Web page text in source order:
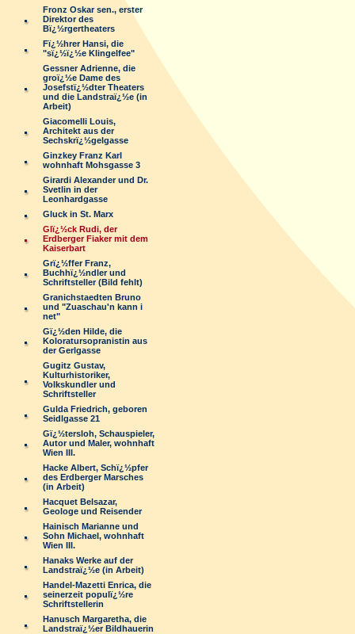
Fronz Oskar sen., erster
Direktor des
Bï¿½rgertheaters
Fï¿½hrer Hansi, die
"sï¿½ï¿½e Klingelfee"
Gessner Adrienne, die
groï¿½e Dame des
Josefstï¿½dter Theaters
und die Landstraï¿½e (in
Arbeit)
Giacomelli Louis,
Architekt aus der
Sechskrï¿½gelgasse
Ginzkey Franz Karl
wohnhaft Mohsgasse 3
Girardi Alexander und Dr.
Svetlin in der
Leonhardgasse
Gluck in St. Marx
Glï¿½ck Rudi, der
Erdberger Fiaker mit dem
Kaiserbart
Grï¿½ffer Franz,
Buchhï¿½ndler und
Schriftsteller (Bild fehlt)
Granichstaedten Bruno
und "Zuaschau'n kann i
net"
Gï¿½den Hilde, die
Koloratursopranistin aus
der Gerlgasse
Gugitz Gustav,
Kulturhistoriker,
Volkskundler und
Schriftsteller
Gulda Friedrich, geboren
Seidlgasse 21
Gï¿½tersloh, Schauspieler,
Autor und Maler, wohnhaft
Wien III.
Hacke Albert, Schï¿½pfer
des Erdberger Marsches
(in Arbeit)
Hacquet Belsazar,
Geologe und Reisender
Hainisch Marianne und
Sohn Michael, wohnhaft
Wien III.
Hanaks Werke auf der
Landstraï¿½e (in Arbeit)
Handel-Mazetti Enrica, die
seinerzeit populï¿½re
Schriftstellerin
Hanusch Margaretha, die
Landstraï¿½er Bildhauerin